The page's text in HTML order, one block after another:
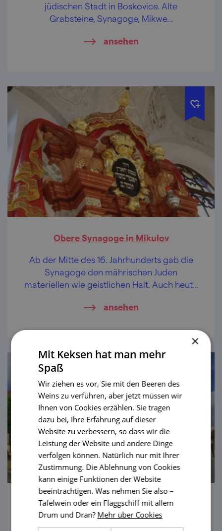
jüdischen Stadt in Boskovice. Alte
Grabsteine, Synagoge, Mikwe...
ansehen
Obere Synagoge in Mikulov
Ab der Mitte des 16. Jahrhunderts gab die
Synagoge den mährischen Juden
materiellen wie geistlichen Halt. Auch heute
Erhabenheit aus.
ansehen
Synagoge in Dolní Kounice
Dolní Kounice, eine herrliche Stadt – absolut
×
Mit Keksen hat man mehr
Spaß
Wir ziehen es vor, Sie mit den Beeren des
Weins zu verführen, aber jetzt müssen wir
Ihnen von Cookies erzählen. Sie tragen
dazu bei, Ihre Erfahrung auf dieser
Website zu verbessern, so dass wir die
Leistung der Website und andere Dinge
verfolgen können. Natürlich nur mit Ihrer
Zustimmung. Die Ablehnung von Cookies
kann einige Funktionen der Website
beeinträchtigen. Was nehmen Sie also –
Tafelwein oder ein Flaggschiff mit allem
Drum und Dran? Mehr über Cookies